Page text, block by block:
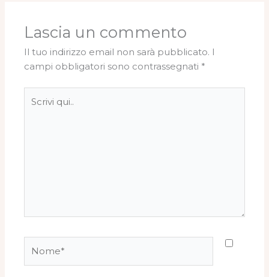
Lascia un commento
Il tuo indirizzo email non sarà pubblicato. I
campi obbligatori sono contrassegnati *
qui..